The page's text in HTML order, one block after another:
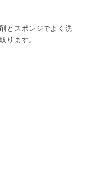
とスポンジでよく洗
ります。